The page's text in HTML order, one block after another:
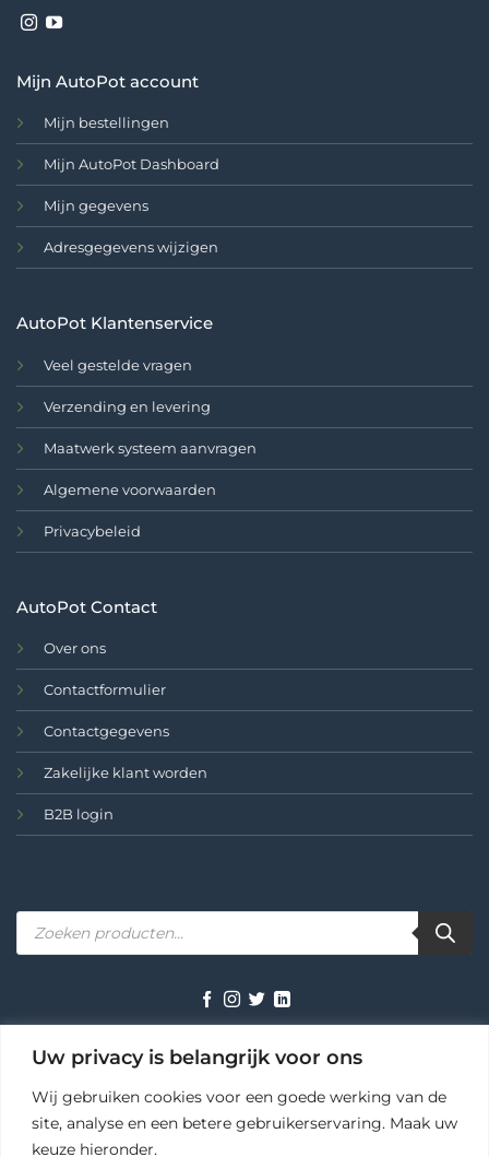
Uw privacy is belangrijk voor ons
Wij gebruiken cookies voor een goede werking van de
site, analyse en een betere gebruikerservaring. Maak uw
keuze hieronder.
Mijn AutoPot account
Mijn bestellingen
Mijn AutoPot Dashboard
Mijn gegevens
Adresgegevens wijzigen
AutoPot Klantenservice
Veel gestelde vragen
Verzending en levering
Maatwerk systeem aanvragen
Algemene voorwaarden
Privacybeleid
AutoPot Contact
Over ons
Contactformulier
Contactgegevens
Zakelijke klant worden
B2B login
Producten
zoeken